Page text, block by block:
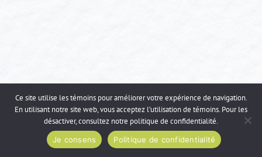
Ce site utilise les témoins pour améliorer votre expérience de navigation.
En utilisant notre site web, vous acceptez l’utilisation de témoins. Pour les
désactiver, consultez notre politique de confidentialité.
Je consens
Politique de confidentialité